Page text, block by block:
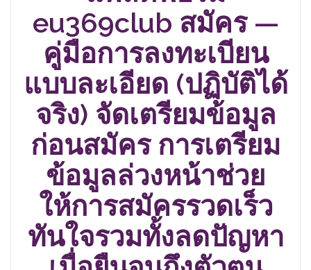
eu369club สมัคร —
คู่มือการลงทะเบียน
แบบละเอียด (ปฏิบัติได้
จริง) จัดเตรียมข้อมูล
ก่อนสมัคร การเตรียม
ข้อมูลล่วงหน้าช่วย
ให้การสมัครรวดเร็ว
ทันใจรวมทั้งลดปัญหา